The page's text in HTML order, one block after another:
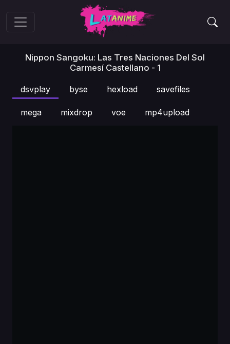
Nippon Sangoku: Las Tres Naciones Del Sol
Carmesí Castellano - 1
dsvplay byse hexload savefiles
mega mixdrop voe mp4upload